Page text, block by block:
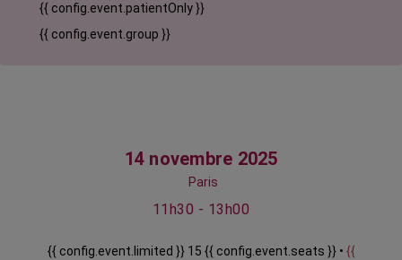
{{ config.event.patientOnly }}
{{ config.event.group }}
14 novembre 2025
Paris
11h30 - 13h00
{{ config.event.limited }} 15 {{ config.event.seats }} • {{